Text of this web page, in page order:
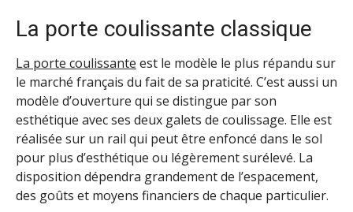
La porte coulissante classique
La porte coulissante est le modèle le plus répandu sur
le marché français du fait de sa praticité. C’est aussi un
modèle d’ouverture qui se distingue par son
esthétique avec ses deux galets de coulissage. Elle est
réalisée sur un rail qui peut être enfoncé dans le sol
pour plus d’esthétique ou légèrement surélevé. La
disposition dépendra grandement de l’espacement,
des goûts et moyens financiers de chaque particulier.